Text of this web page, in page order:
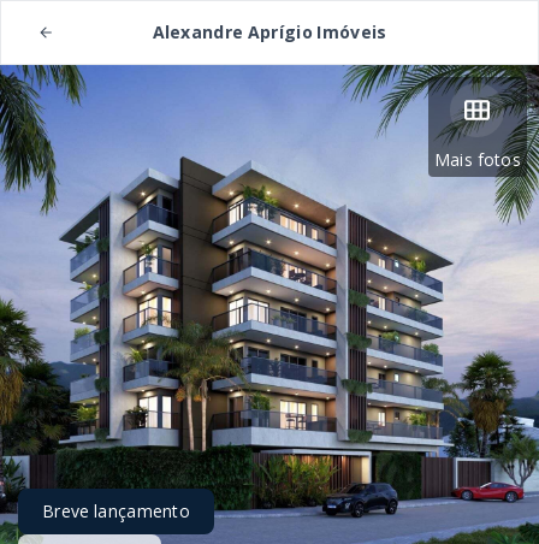
Alexandre Aprígio Imóveis
Mais fotos
Breve lançamento